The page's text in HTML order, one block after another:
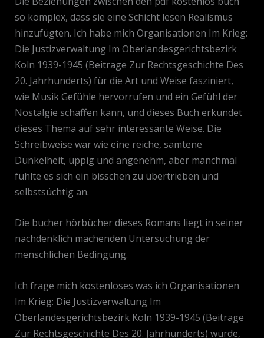
so komplex, dass sie eine Schicht lesen Realismus
hinzufügten. Ich habe mich Organisationen Im Krieg:
Die Justizverwaltung Im Oberlandesgerichtsbezirk
Koln 1939-1945 (Beitrage Zur Rechtsgeschichte Des
20. Jahrhunderts) für die Art und Weise fasziniert,
wie Musik Gefühle hervorrufen und ein Gefühl der
Nostalgie schaffen kann, und dieses Buch erkundet
dieses Thema auf sehr interessante Weise. Die
Schreibweise war wie eine reiche, samtene
Dunkelheit, üppig und angenehm, aber manchmal
fühlte es sich ein bisschen zu übertrieben und
selbstsüchtig an.
Die bucher hörbücher dieses Romans liegt in seiner
nachdenklich machenden Untersuchung der
menschlichen Bedingung.
Ich frage mich kostenloses was ich Organisationen
Im Krieg: Die Justizverwaltung Im
Oberlandesgerichtsbezirk Koln 1939-1945 (Beitrage
Zur Rechtsgeschichte Des 20. Jahrhunderts) würde,